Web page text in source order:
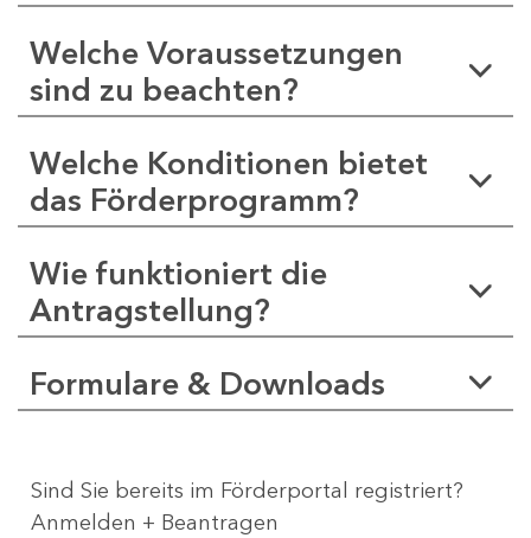
Welche Voraussetzungen
sind zu beachten?
Welche Konditionen bietet
das Förderprogramm?
Wie funktioniert die
Antragstellung?
Formulare & Downloads
Sind Sie bereits im Förderportal registriert?
Anmelden + Beantragen